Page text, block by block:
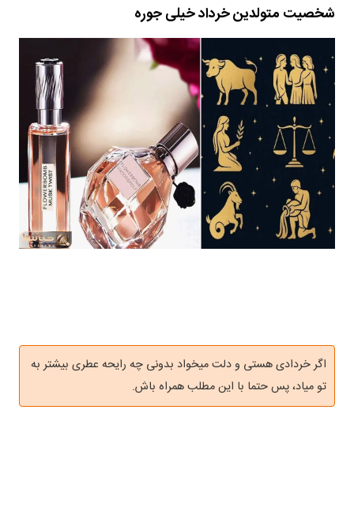
شخصیت متولدین خرداد خیلی جوره
اگر خردادی هستی و دلت میخواد بدونی چه رایحه عطری بیشتر به
تو میاد، پس حتما با این مطلب همراه باش.